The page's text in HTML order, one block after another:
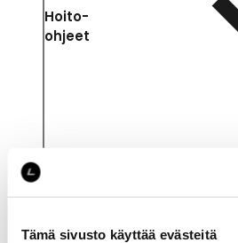
Tämä sivusto käyttää evästeitä
Hoito-
ohjeet